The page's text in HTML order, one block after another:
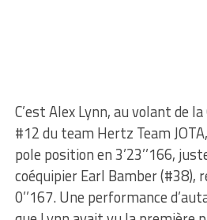
C’est Alex Lynn, au volant de
#12 du team Hertz Team
pole position en 3’23’’166,
coéquipier Earl Bamber (#38),
0’’167. Une performance